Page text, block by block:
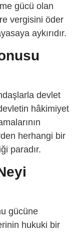
gücü olan
vergisini öder
aykırıdır.
devlet
hâkimiyet
herhangi bir
paradır.
gücüne
hukuki bir